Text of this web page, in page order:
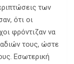
των
ότι οι
φρόντιζαν να
τους, ώστε
Εσωτερική